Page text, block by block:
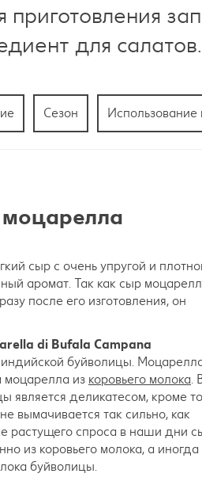
приготовления
для салатов.
Сезон Использование
сыр с очень упругой и
аромат. Так как сыр
после его изготовления, он
di Bufala Campana
индийской буйволицы.
моцарелла из коровьего молока.
деликатесом, кроме
вымачивается так сильно, как
растущего спроса в наши дни
из коровьего молока, а иногда
буйволицы.